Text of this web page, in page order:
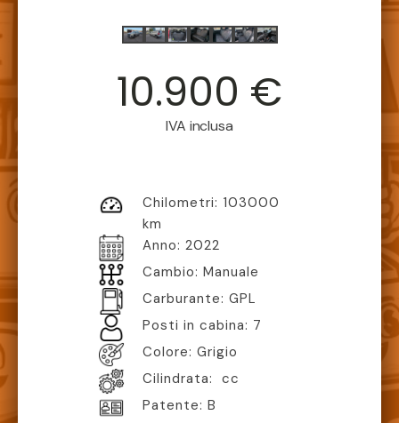
10.900 €
IVA inclusa
Chilometri: 103000
km
Anno: 2022
Cambio: Manuale
Carburante: GPL
Posti in cabina: 7
Colore: Grigio
Cilindrata: cc
Patente: B